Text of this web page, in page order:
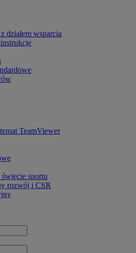
działem wsparcia
TeamViewer
świecie sportu
rozwój i CSR